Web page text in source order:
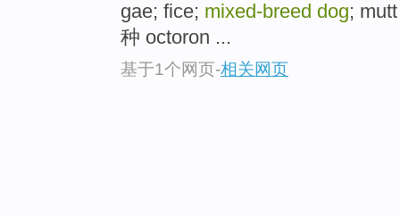
gae; fice; mixed-breed dog;
种 octoron ...
基于1个网页-相关网页